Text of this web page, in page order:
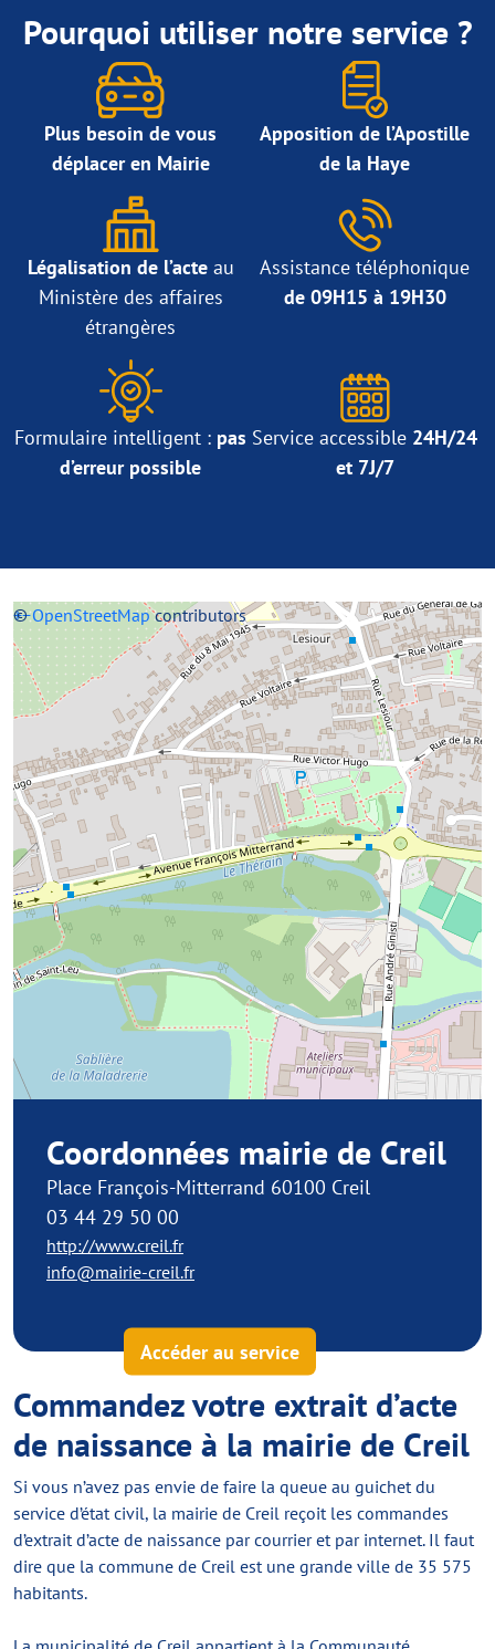
Pourquoi utiliser notre service ?
Plus besoin de vous
déplacer en Mairie
Apposition de l’Apostille
de la Haye
Légalisation de l’acteau
Ministère des affaires
étrangères
Assistance téléphonique
de 09H15 à 19H30
Formulaire intelligent : pas
d’erreur possible
Service accessible 24H/24
et 7J/7
+−
©OpenStreetMapcontributors
Coordonnées mairie de Creil
Place François-Mitterrand 60100 Creil
03 44 29 50 00
http://www.creil.fr
info@mairie-creil.fr
Accéder au service
Commandez votre extrait d’acte
de naissance à la mairie de Creil
Si vous n’avez pas envie de faire la queue au guichet du
service d’état civil, la mairie de Creil reçoit les commandes
d’extrait d’acte de naissance par courrier et par internet. Il faut
dire que la commune de Creil est une grande ville de 35 575
habitants.